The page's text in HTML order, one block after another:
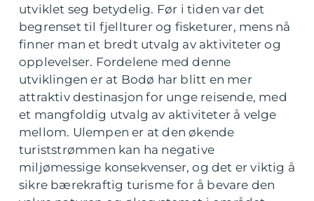
utviklet seg betydelig. Før i tiden var det
begrenset til fjellturer og fisketurer, mens nå
finner man et bredt utvalg av aktiviteter og
opplevelser. Fordelene med denne
utviklingen er at Bodø har blitt en mer
attraktiv destinasjon for unge reisende, med
et mangfoldig utvalg av aktiviteter å velge
mellom. Ulempen er at den økende
turiststrømmen kan ha negative
miljømessige konsekvenser, og det er viktig å
sikre bærekraftig turisme for å bevare den